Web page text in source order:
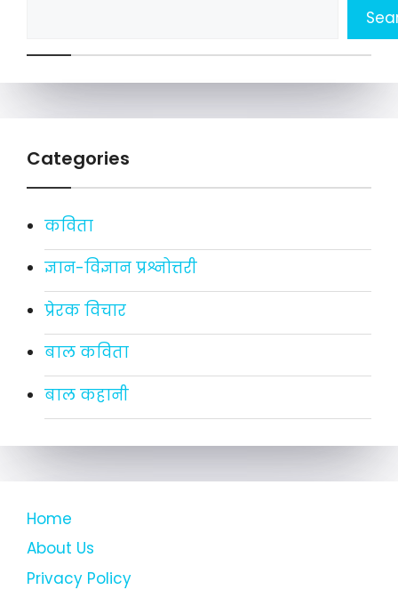
Categories
कविता
ज्ञान-विज्ञान प्रश्नोत्तरी
प्रेरक विचार
बाल कविता
बाल कहानी
Home
About Us
Privacy Policy